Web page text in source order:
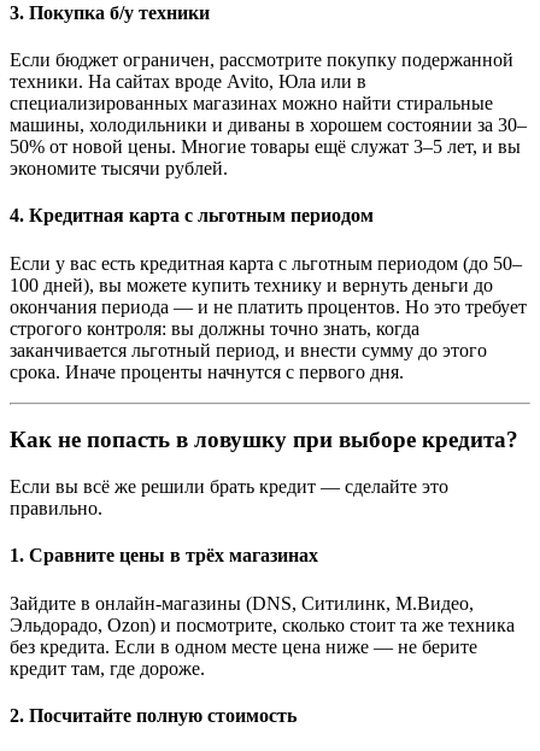
3. Покупка б/у техники
Если бюджет ограничен, рассмотрите покупку подержанной
техники. На сайтах вроде Avito, Юла или в
специализированных магазинах можно найти стиральные
машины, холодильники и диваны в хорошем состоянии за 30–
50% от новой цены. Многие товары ещё служат 3–5 лет, и вы
экономите тысячи рублей.
4. Кредитная карта с льготным периодом
Если у вас есть кредитная карта с льготным периодом (до 50–
100 дней), вы можете купить технику и вернуть деньги до
окончания периода — и не платить процентов. Но это требует
строгого контроля: вы должны точно знать, когда
заканчивается льготный период, и внести сумму до этого
срока. Иначе проценты начнутся с первого дня.
Как не попасть в ловушку при выборе кредита?
Если вы всё же решили брать кредит — сделайте это
правильно.
1. Сравните цены в трёх магазинах
Зайдите в онлайн-магазины (DNS, Ситилинк, М.Видео,
Эльдорадо, Ozon) и посмотрите, сколько стоит та же техника
без кредита. Если в одном месте цена ниже — не берите
кредит там, где дороже.
2. Посчитайте полную стоимость